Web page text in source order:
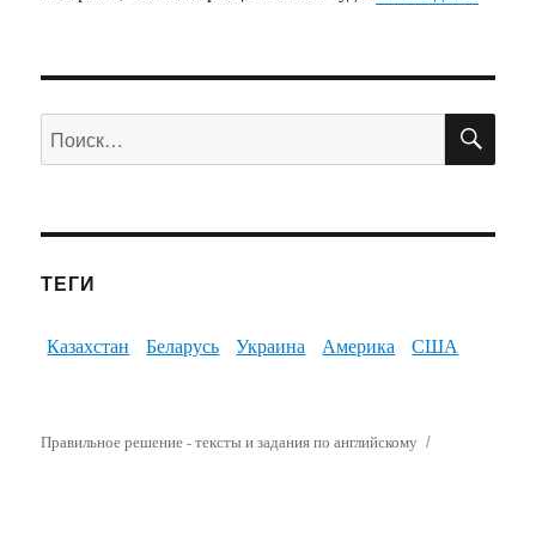
Искать:
ТЕГИ
Казахстан Беларусь Украина Америка США
Правильное решение - тексты и задания по английскому